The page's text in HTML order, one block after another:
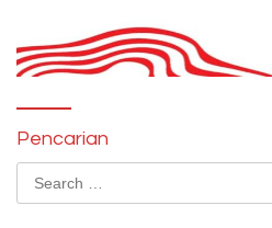
Pencarian
Search
for: